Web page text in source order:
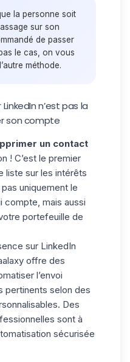
la personne soit
sur son
de passer
le cas, on vous
méthode.
n’est pas la
son compte
un contact
! C’est le premier
liste sur les intérêts
uniquement le
compte, mais aussi
portefeuille de
sur LinkedIn
offre des
l’envoi
pertinents selon des
Des
sont à
sécurisée